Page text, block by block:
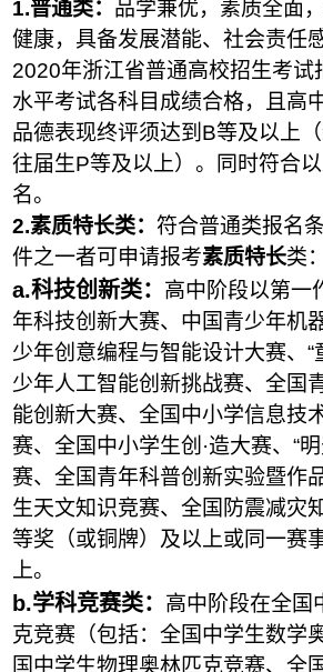
1.普通类： 品学兼优，素质全面
健康，具备发展潜能、社会责任
2020年浙江省普通高校招生考试
水平考试各科目成绩合格，且高
品德表现终评须达到B等及以上
往届生P等及以上）。同时符合
名。
2.素质特长类：符合普通类报名
件之一者可申请报考素质特长类：
a.科技创新类： 高中阶段以第一
年科技创新大赛、中国青少年机
少年创意编程与智能设计大赛、“
少年人工智能创新挑战赛、全国
能创新大赛、全国中小学信息技
赛、全国中小学生创·造大赛、“
赛、全国青年科普创新实验暨作
生天文知识竞赛、全国防震减灾
等奖（或铜牌）及以上或同一赛
上。
b.学科竞赛类： 高中阶段在全国
克竞赛（包括：全国中学生数学
国中学生物理奥林匹克竞赛、全